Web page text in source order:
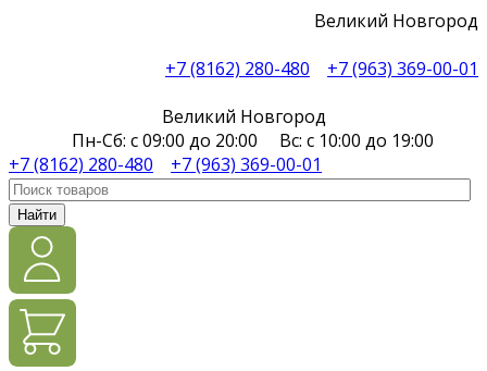
Великий Новгород
+7 (8162) 280-480
+7 (963) 369-00-01
Великий Новгород
Пн-Сб: с 09:00 до 20:00 Вс: с 10:00 до 19:00
+7 (8162) 280-480
+7 (963) 369-00-01
Найти